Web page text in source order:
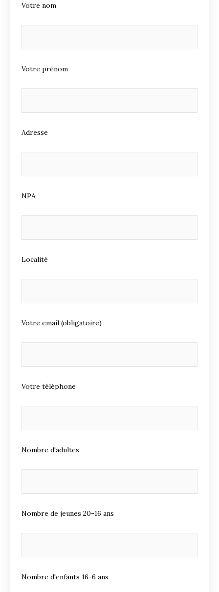
Votre nom
Votre prénom
Adresse
NPA
Localité
Votre email (obligatoire)
Votre téléphone
Nombre d'adultes
Nombre de jeunes 20-16 ans
Nombre d'enfants 16-6 ans